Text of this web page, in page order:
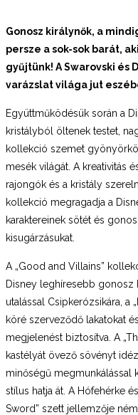
Gonosz királynők, a
persze a sok-sok barát,
gyűjtünk! A Swarovski és
varázslat világa jut
Együttműködésük során a
kristályból öltenek testet,
kollekció szemet
mesék világát. A kreativitás
rajongók és a kristály
kollekció megragadja a
karaktereinek sötét és
kisugárzásukat.
A „Good and Villains”
Disney leghíresebb gonosz
utalással Csipkerózsikára, a
köré szerveződő lakatokat
megjelenést biztosítva. A
kastélyát övező sövényt
minőségű megmunkálással
stílus hatja át. A Hófehérke
Sword” szett jellemzője